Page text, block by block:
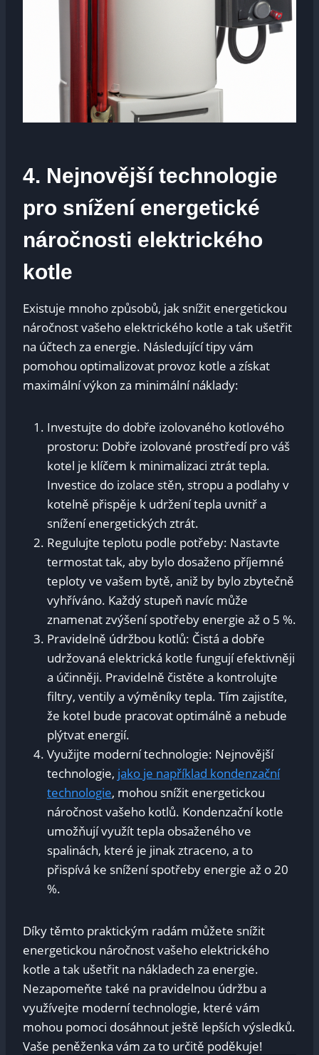
4. Nejnovější technologie
pro ⁤snížení energetické‍
náročnosti elektrického
kotle
Existuje mnoho‌ způsobů, jak snížit energetickou
náročnost ⁣vašeho elektrického kotle a tak ušetřit
na účtech za energie. Následující tipy vám ​
pomohou optimalizovat provoz kotle a získat
maximální výkon za minimální ⁤náklady:
Investujte do dobře izolovaného kotlového⁢
prostoru: Dobře izolované prostředí​ pro váš
kotel je klíčem k minimalizaci ztrát tepla.
Investice‍ do izolace stěn, stropu a podlahy⁤ v
kotelně přispěje k udržení tepla uvnitř a
snížení energetických ⁤ztrát.
Regulujte teplotu podle potřeby: Nastavte⁣
termostat tak, aby bylo dosaženo příjemné
teploty ve vašem‍ bytě, aniž by bylo zbytečně
⁢vyhříváno. Každý stupeň navíc může
znamenat zvýšení‌ spotřeby energie až ⁤o 5 %.
Pravidelně údržbou kotlů: ​Čistá ⁢a dobře
⁢udržovaná elektrická kotle fungují efektivněji
a ​účinněji. Pravidelně čistěte⁣ a ⁣kontrolujte
filtry, ventily‍ a⁤ výměníky ​tepla. Tím zajistíte,
že ‍kotel‌ bude‌ pracovat optimálně a nebude
plýtvat⁢ energií.
Využijte moderní ⁢technologie: Nejnovější
technologie, jako je například ​kondenzační
technologie, ⁤mohou snížit energetickou
náročnost ⁤vašeho kotlů. Kondenzační ‍kotle
umožňují ‌využít‌ tepla​ obsaženého ve
spalinách, které je jinak ​ztraceno,‌ a to
‌přispívá ke‌ snížení spotřeby energie až ⁣o 20
%.
Díky těmto praktickým radám můžete snížit‍
energetickou náročnost vašeho ‍elektrického
kotle‍ a‍ tak ušetřit na nákladech za energie.
Nezapomeňte také na pravidelnou údržbu a
využívejte moderní‌ technologie, ‌které vám
mohou pomoci dosáhnout ještě lepších výsledků.
Vaše peněženka vám za to určitě poděkuje!